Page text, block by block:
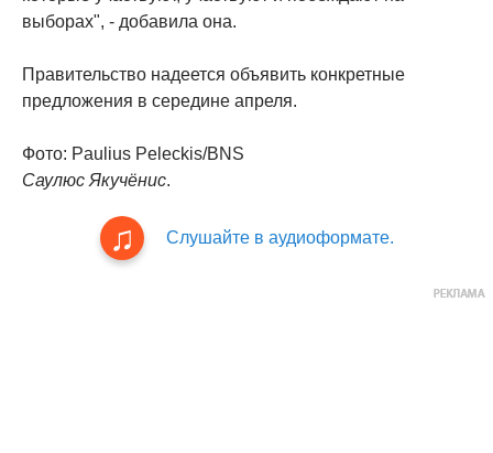
выборах", - добавила она.
Правительство надеется объявить конкретные
предложения в середине апреля.
Фото: Paulius Peleckis/BNS
Саулюс Якучёнис.
Слушайте в аудиоформате.